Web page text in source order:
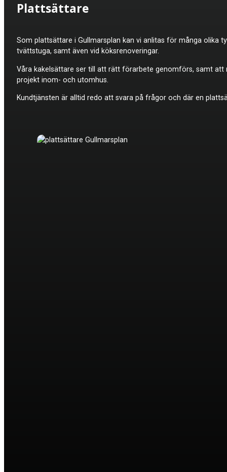
Plattsättare
Som plattsättare i Gullmarsplan kan vi anlitas för många olika
tvättstuga, samt även vid köksrenoveringar.
Våra kakelsättare ser till att rätt förarbete genomförs, samt
projekt inom- och utomhus.
Kundtjänsten är alltid redo att svara på frågor och där en